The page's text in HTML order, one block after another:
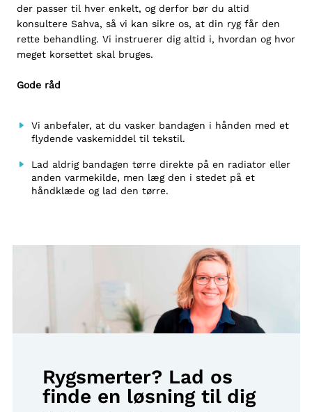
der passer til hver enkelt, og derfor bør du altid
konsultere Sahva, så vi kan sikre os, at din ryg får den
rette behandling. Vi instruerer dig altid i, hvordan og hvor
meget korsettet skal bruges.
Gode råd
Vi anbefaler, at du vasker bandagen i hånden med et
flydende vaskemiddel til tekstil.
Lad aldrig bandagen tørre direkte på en radiator eller
anden varmekilde, men læg den i stedet på et
håndklæde og lad den tørre.
Rygsmerter? Lad os
finde en løsning til dig